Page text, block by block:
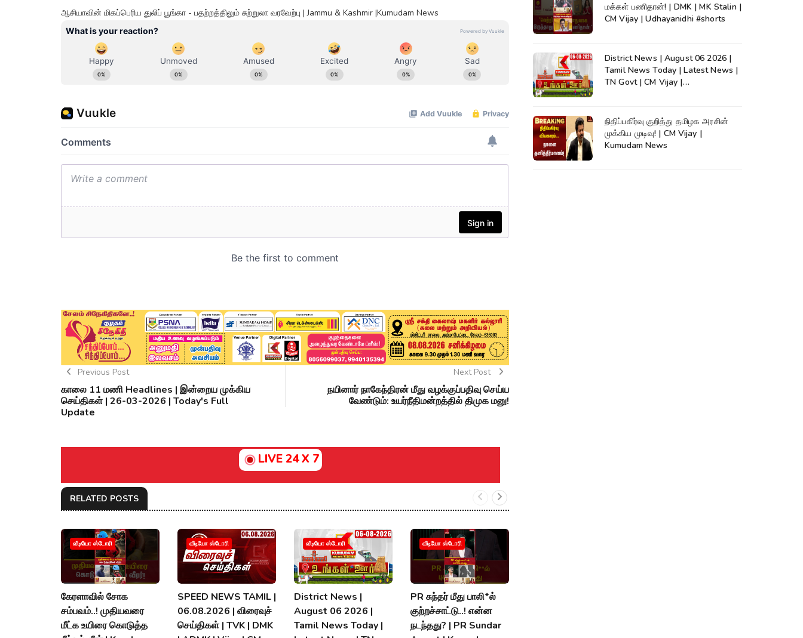
ஆசியாவின் மிகப்பெரிய துலிப் பூங்கா - பதற்றத்திலும் சுற்றுலா வரவேற்பு | Jammu & Kashmir |Kumudam News
Previous Post
காலை 11 மணி Headlines | இன்றைய முக்கிய
செய்திகள் | 26-03-2026 | Today's Full
Update
Next Post
நயினார் நாகேந்திரன் மீது வழக்குப்பதிவு செய்ய
வேண்டும்: உயர்நீதிமன்றத்தில் திமுக மனு!
LIVE 24 X 7
RELATED POSTS
வீடியோ ஸ்டோரி
கேரளாவில் சோக
சம்பவம்..! முதியவரை
மீட்க உயிரை கொடுத்த
வீடியோ ஸ்டோரி
SPEED NEWS TAMIL |
06.08.2026 | விரைவுச்
செய்திகள் | TVK | DMK
வீடியோ ஸ்டோரி
District News |
August 06 2026 |
Tamil News Today |
வீடியோ ஸ்டோரி
PR சுந்தர் மீது பாலி*ல்
குற்றச்சாட்டு..! என்ன
நடந்தது? | PR Sundar
மக்கள் பணிதான்! | DMK | MK Stalin |
CM Vijay | Udhayanidhi #shorts
District News | August 06 2026 |
Tamil News Today | Latest News |
TN Govt | CM Vijay |
நிதிப்பகிர்வு குறித்து தமிழக அரசின்
முக்கிய முடிவு! | CM Vijay |
Kumudam News